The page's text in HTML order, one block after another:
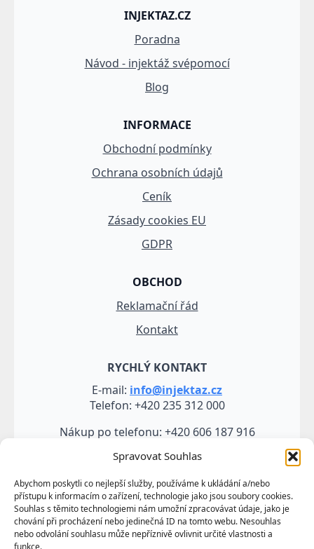
Spravovat Souhlas
Abychom poskytli co nejlepší služby, používáme k ukládání a/nebo
přístupu k informacím o zařízení, technologie jako jsou soubory cookies.
Souhlas s těmito technologiemi nám umožní zpracovávat údaje, jako je
chování při procházení nebo jedinečná ID na tomto webu. Nesouhlas
nebo odvolání souhlasu může nepříznivě ovlivnit určité vlastnosti a
funkce.
INJEKTAZ.CZ
Poradna
Návod - injektáž svépomocí
Blog
INFORMACE
Obchodní podmínky
Ochrana osobních údajů
Ceník
Zásady cookies EU
GDPR
OBCHOD
Reklamační řád
Kontakt
RYCHLÝ KONTAKT
E-mail: info@injektaz.cz
Telefon: +420 235 312 000
Nákup po telefonu: +420 606 187 916